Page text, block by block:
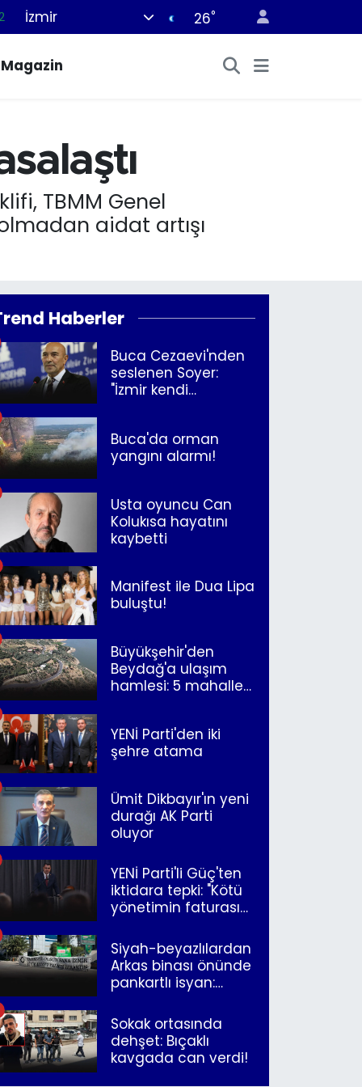
İzmir 26°
Magazin
TBMM Genel
aidat artışı
Haberler
Buca Cezaevi'nden
seslenen Soyer:
"İzmir kendi
Buca'da orman
yangını alarmı!
Usta oyuncu Can
Kolukısa hayatını
kaybetti
Manifest ile Dua Lipa
buluştu!
Büyükşehir'den
Beydağ'a ulaşım
hamlesi: 5 mahalle
YENİ Parti'den iki
şehre atama
Ümit Dikbayır'ın yeni
durağı AK Parti
oluyor
YENİ Parti'li Güç'ten
iktidara tepki: "Kötü
yönetimin faturasını
Siyah-beyazlılardan
Arkas binası önünde
pankartlı isyan:
İzmir"
Sokak ortasında
dehşet: Bıçaklı
kavgada can verdi!